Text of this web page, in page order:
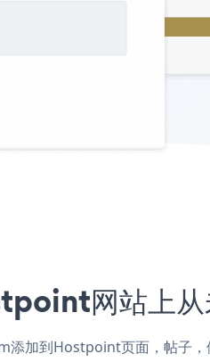
网站上从
加到Hostpoint页面，帖子，